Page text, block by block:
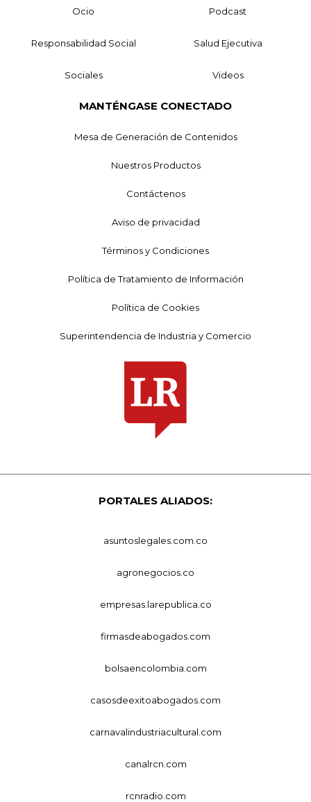
Ocio Podcast
Responsabilidad Social Salud Ejecutiva
Sociales Videos
MANTÉNGASE CONECTADO
Mesa de Generación de Contenidos
Nuestros Productos
Contáctenos
Aviso de privacidad
Términos y Condiciones
Política de Tratamiento de Información
Política de Cookies
Superintendencia de Industria y Comercio
PORTALES ALIADOS:
asuntoslegales.com.co
agronegocios.co
empresas.larepublica.co
firmasdeabogados.com
bolsaencolombia.com
casosdeexitoabogados.com
carnavalindustriacultural.com
canalrcn.com
rcnradio.com